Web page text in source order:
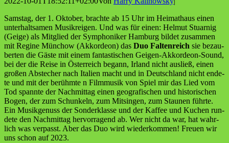
Sams­tag, der 1. Okto­ber, brach­te ab 15 Uhr im Hei­mat­haus einen
unter­halt­sa­men Musik­rei­gen. Und was für einen: Hel­mut Stuar­nig
(Gei­ge) als Mit­glied der Sym­pho­ni­ker Ham­burg bil­det zusam­men
mit Regi­ne Mün­chow (Akkor­de­on) das Duo Fal­ten­reich sie bezau­
ber­ten die Gäs­te mit einem fan­tas­ti­schen Gei­gen-Akkor­de­on-Sound,
bei der die Rei­se in Öster­reich begann, Irland nicht aus­ließ, einen
gro­ßen Abste­cher nach Ita­li­en macht und in Deutsch­land nicht ende­
te und mit der berühm­te n Film­mu­sik von Spiel mir das Lied vom
Tod spann­te der Nach­mit­tag einen geo­gra­fi­schen und his­to­ri­schen
Bogen, der zum Schun­keln, zum Mit­sin­gen, zum Stau­nen führ­te.
Ein Musik­ge­nuss der Son­der­klas­se und der Kaf­fee und Kuchen run­
de­te den Nach­mit­tag her­vor­ra­gend ab. Wer nicht da war, hat wahr­
lich was ver­passt. Aber das Duo wird wie­der­kom­men! Freu­en wir
uns schon auf 2023.